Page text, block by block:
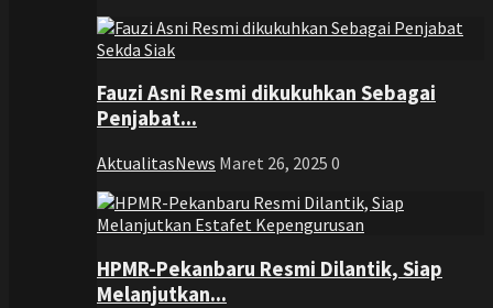
Fauzi Asni Resmi dikukuhkan Sebagai
Penjabat...
AktualitasNews Maret 26, 2025 0
HPMR-Pekanbaru Resmi Dilantik, Siap
Melanjutkan...